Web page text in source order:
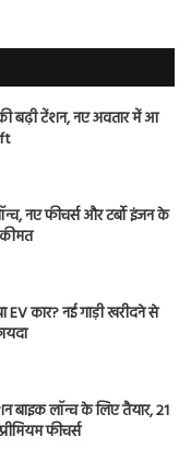
बढ़ी टेंशन, नए अवतार में आ
नए फीचर्स और टर्बो इंजन के
कार? नई गाड़ी खरीदने से
बाइक लॉन्च के लिए तैयार, 21
फीचर्स